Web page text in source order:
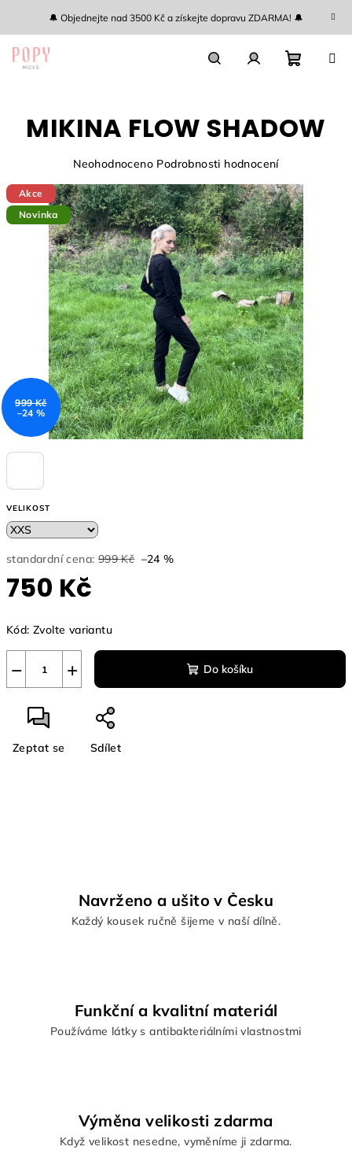
obsah
🔔 Objednejte nad 3500 Kč a získejte dopravu ZDARMA! 🔔
košík
VELIKOST
standardní cena: 999 Kč –24 %
750 Kč
cena:
Kód: Zvolte variantu
+
− Do košíku
Zeptat se Sdílet
MIKINA FLOW SHADOW
Průměrné
produktu
je
0,0
z
5
hvězdiček.
Neohodnoceno Podrobnosti hodnocení
Akce
Novinka
999 Kč
–24 %
Navrženo a ušito v Česku
Každý kousek ručně šijeme v naší dílně.
Funkční a kvalitní materiál
Používáme látky s antibakteriálními vlastnostmi
Výměna velikosti zdarma
Když velikost nesedne, vyměníme ji zdarma.